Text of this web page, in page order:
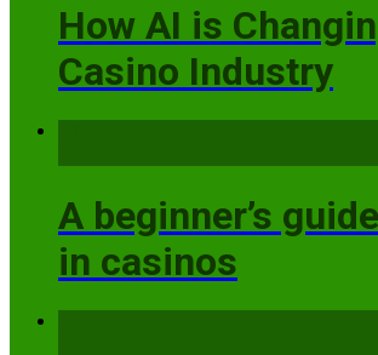
How AI is
Casino Industry
A beginner’s
in casinos